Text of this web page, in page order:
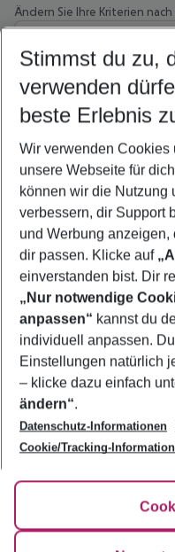
Ändern Sie Ihre Kriterien
Wähle deinen
Beliebiger
Wähle deinen
2 Erwachsene Keine
Mehr
Footer
Footer navigation
Über uns
AGB
Bestpreisgarantie
Cookie-Einstellungen
Cookie-Richtlinie
Impressum
Agenturbetreuung
Barrierefreies Reisen
FAQ
HanseMerkur
Hilfe & Kontakt
Folge uns
Stimmst du zu,
verwenden
beste Erlebnis
Wir verwenden Cookies
unsere Webseite für
können wir die Nutzung
verbessern, dir Support
und Werbung
dir passen. Klicke auf
einverstanden bist. Dir
„Nur notwendige
anpassen“ kannst du
individuell anpassen.
Einstellungen natürlich
– klicke dazu einfach
ändern“.
Datenschutz-Informationen
Cookie/Tracking-